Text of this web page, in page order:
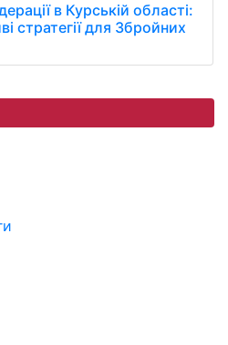
в Курській області:
стратегії для Збройних